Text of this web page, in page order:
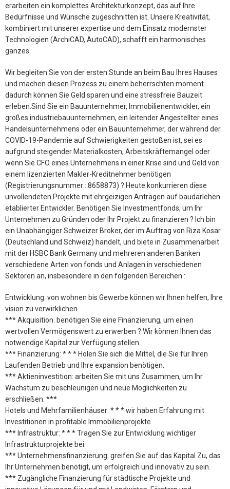
erarbeiten ein komplettes Architekturkonzept, das auf Ihre
Bedürfnisse und Wünsche zugeschnitten ist. Unsere Kreativität,
kombiniert mit unserer expertise und dem Einsatz modernster
Technologien (ArchiCAD, AutoCAD), schafft ein harmonisches
ganzes.
Wir begleiten Sie von der ersten Stunde an beim Bau Ihres Hauses
und machen diesen Prozess zu einem beherrschten moment
dadurch können Sie Geld sparen und eine stressfreie Bauzeit
erleben.Sind Sie ein Bauunternehmer, Immobilienentwickler, ein
großes industriebauunternehmen, ein leitender Angestellter eines
Handelsunternehmens oder ein Bauunternehmer, der während der
COVID-19-Pandemie auf Schwierigkeiten gestoßen ist, sei es
aufgrund steigender Materialkosten, Arbeitskräftemangel oder
wenn Sie CFO eines Unternehmens in einer Krise sind und Geld von
einem lizenzierten Makler-Kreditnehmer benötigen
(Registrierungsnummer : 8658873) ? Heute konkurrieren diese
unvollendeten Projekte mit ehrgeizigen Anträgen auf baudarlehen
etablierter Entwickler. Benötigen Sie Investmentfonds, um Ihr
Unternehmen zu Gründen oder Ihr Projekt zu finanzieren ? Ich bin
ein Unabhängiger Schweizer Broker, der im Auftrag von Riza Kosar
(Deutschland und Schweiz) handelt, und biete in Zusammenarbeit
mit der HSBC Bank Germany und mehreren anderen Banken
verschiedene Arten von fonds und Anlagen in verschiedenen
Sektoren an, insbesondere in den folgenden Bereichen :
Entwicklung: von wohnen bis Gewerbe können wir Ihnen helfen, Ihre
vision zu verwirklichen.
*** Akquisition: benötigen Sie eine Finanzierung, um einen
wertvollen Vermögenswert zu erwerben ? Wir können Ihnen das
notwendige Kapital zur Verfügung stellen.
*** Finanzierung: * * * Holen Sie sich die Mittel, die Sie für Ihren
Laufenden Betrieb und Ihre expansion benötigen.
*** Aktieninvestition: arbeiten Sie mit uns Zusammen, um Ihr
Wachstum zu beschleunigen und neue Möglichkeiten zu
erschließen. ***
Hotels und Mehrfamilienhäuser: * * * wir haben Erfahrung mit
Investitionen in profitable Immobilienprojekte.
*** Infrastruktur: * * * Tragen Sie zur Entwicklung wichtiger
Infrastrukturprojekte bei.
*** Unternehmensfinanzierung: greifen Sie auf das Kapital Zu, das
Ihr Unternehmen benötigt, um erfolgreich und innovativ zu sein.
*** Zugängliche Finanzierung für städtische Projekte und